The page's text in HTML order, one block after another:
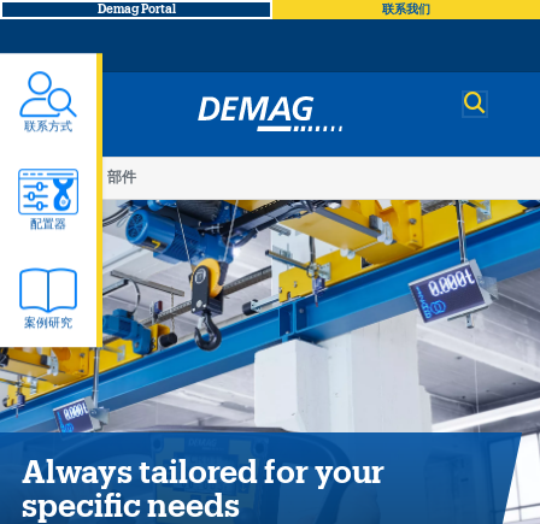
Demag Portal 联系我们
Demag
You
are
here
产品 部件
联系方式
配置器
案例研究
部
件
Always tailored for your
specific needs